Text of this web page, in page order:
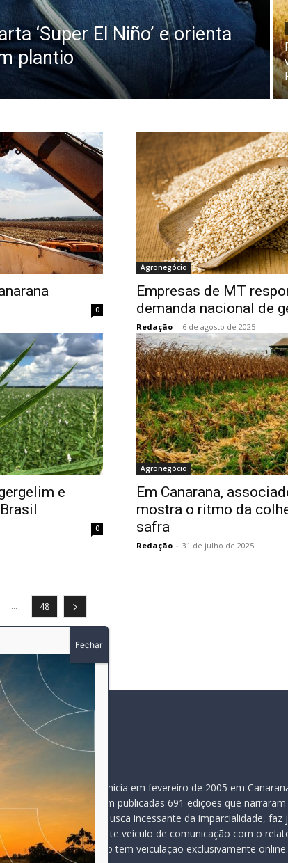
‘Super El Niño’ e orienta
plantio
0
Agronegócio
Empresas de MT
demanda nacional de
Redação - 6 de agosto de 2025
e
0
Agronegócio
Em Canarana,
mostra o ritmo da
safra
Redação - 31 de julho de 2025
... 48
SOBRE
A história do Pioneiro inicia em fevereiro de 2005 em
Durante 15 anos, foram publicadas 691 edições que
pautado sempre pela busca incessante da imparcialidade,
comprometimento deste veículo de comunicação com o
jornal, que desde então tem veiculação exclusivamente online.